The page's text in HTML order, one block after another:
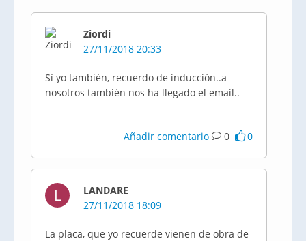
Ziordi
27/11/2018 20:33
Sí yo también, recuerdo de inducción..a
nosotros también nos ha llegado el email..
Añadir comentario 0 0
L
LANDARE
27/11/2018 18:09
La placa, que yo recuerde vienen de obra de